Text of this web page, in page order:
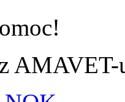
AMAVET-